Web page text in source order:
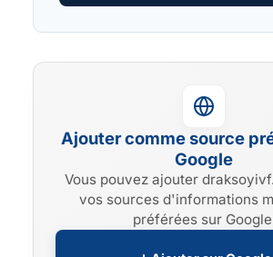
Ajouter comme source
Google
Vous pouvez ajouter
vos sources d'informations
préférées sur